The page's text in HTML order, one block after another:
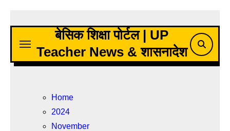
content
बेसिक शिक्षा पोर्टल | UP
Teacher News & शासनादेश
Home
2024
November